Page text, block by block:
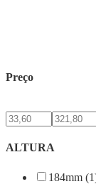
Preço
ALTURA
184mm